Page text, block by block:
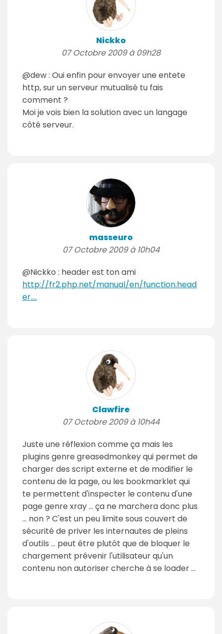
Nickko
07 Octobre 2009 à 09h28
@dew : Oui enfin pour envoyer une entete
http, sur un serveur mutualisé tu fais
comment ?
Moi je vois bien la solution avec un langage
côté serveur.
masseuro
07 Octobre 2009 à 10h04
@Nickko : header est ton ami
http://fr2.php.net/manual/en/function.head
er....
Clawfire
07 Octobre 2009 à 10h44
Juste une réflexion comme ça mais les
plugins genre greasedmonkey qui permet de
charger des script externe et de modifier le
contenu de la page, ou les bookmarklet qui
te permettent d'inspecter le contenu d'une
page genre xray ... ça ne marchera donc plus
... non ? C'est un peu limite sous couvert de
sécurité de priver les internautes de pleins
d'outils ... peut être plutôt que de bloquer le
chargement prévenir l'utilisateur qu'un
contenu non autoriser cherche à se loader ...